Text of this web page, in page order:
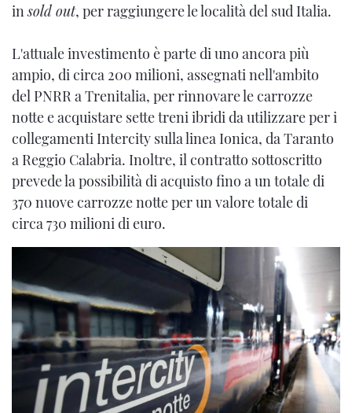
insold out, per raggiungere le località del sud Italia.
L'attuale investimento è parte di uno ancora più
ampio, di circa 200 milioni, assegnati nell'ambito
del PNRR a Trenitalia, per rinnovare le carrozze
notte e acquistare sette treni ibridi da utilizzare per i
collegamenti Intercity sulla linea Ionica, da Taranto
a Reggio Calabria. Inoltre, il contratto sottoscritto
prevede la possibilità di acquisto fino a un totale di
370 nuove carrozze notte per un valore totale di
circa 730 milioni di euro.